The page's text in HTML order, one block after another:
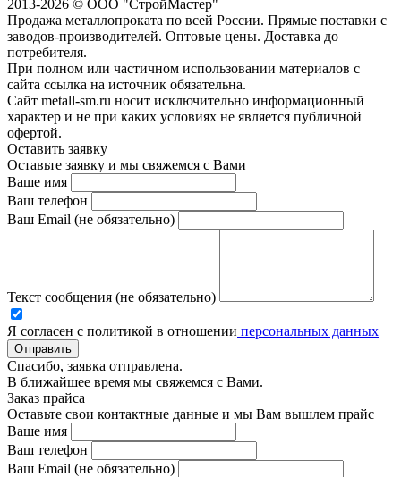
2013-2026 © ООО "СтройМастер"
Продажа металлопроката по всей России. Прямые поставки с
заводов-производителей. Оптовые цены. Доставка до
потребителя.
При полном или частичном использовании материалов с
сайта ссылка на источник обязательна.
Сайт metall-sm.ru носит исключительно информационный
характер и не при каких условиях не является публичной
офертой.
Оставить заявку
Оставьте заявку и мы свяжемся с Вами
Ваше имя
Ваш телефон
Ваш Email (не обязательно)
Текст сообщения (не обязательно)
Я согласен с политикой в отношении персональных данных
Отправить
Спасибо, заявка отправлена.
В ближайшее время мы свяжемся с Вами.
Заказ прайса
Оставьте свои контактные данные и мы Вам вышлем прайс
Ваше имя
Ваш телефон
Ваш Email (не обязательно)